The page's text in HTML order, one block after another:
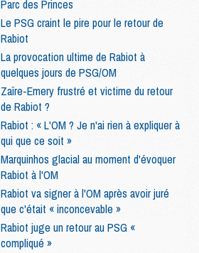
Parc des Princes
Le PSG craint le pire pour le retour de
Rabiot
La provocation ultime de Rabiot à
quelques jours de PSG/OM
Zaïre-Emery frustré et victime du retour
de Rabiot ?
Rabiot : « L'OM ? Je n'ai rien à expliquer à
qui que ce soit »
Marquinhos glacial au moment d'évoquer
Rabiot à l'OM
Rabiot va signer à l'OM après avoir juré
que c'était « inconcevable »
Rabiot juge un retour au PSG «
compliqué »